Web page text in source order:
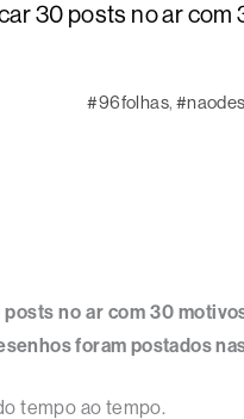
30 posts no ar
#96folhas,
no ar com 30
foram postados
tempo ao tempo.